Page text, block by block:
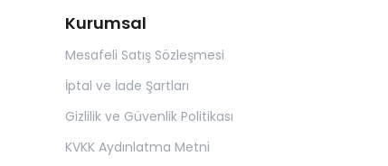
Kurumsal
Mesafeli Satış Sözleşmesi
İptal ve İade Şartları
Gizlilik ve Güvenlik Politikası
KVKK Aydınlatma Metni